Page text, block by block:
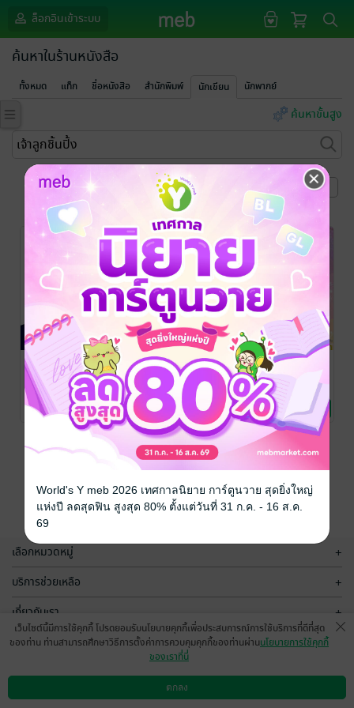
ล็อกอินเข้าระบบ
ค้นหาในร้านหนังสือ
ทั้งหมด แท็ก ชื่อหนังสือ สำนักพิมพ์ นักเขียน นักพากย์
ค้นหาขั้นสูง
หน้าที่ 1
แจ้งจับนายปาก
หมา
เจ้าลูกชิ้นปิ้ง/ ลูกชิ้น
ปิ้ง
นิยายรักวัยรุ่น
No Rating
ใช่เพราะ
รัก(Yes, It's
love)
เจ้าลูกชิ้นปิ้ง
/ ลูกชิ้น
ปิ้ง
นิยายรัก
No Rating
You Are My
Memory
(เพราะเธอคือ
ความทรงจำ)
เจ้าลูกชิ้นปิ้ง
/ ลูกชิ้น
ปิ้ง
นิยายโรมานซ์
No Rating
เลือกหมวดหมู่ +
บริการช่วยเหลือ +
เกี่ยวกับเรา +
กลุ่มธุรกิจในเครือ
ดาวน์โหลดแอป วิธีการใช้งาน ติดต่อเรา
เว็บไซต์นี้มีการใช้คุกกี้ โปรดยอมรับนโยบายคุกกี้เพื่อประสบการณ์การใช้บริการที่ดีที่สุด
ของท่าน ท่านสามารถศึกษาวิธีการตั้งค่าการควบคุมคุกกี้ของท่านผ่านนโยบายการใช้คุกกี้
ของเราที่นี่
ตกลง
World's Y meb 2026 เทศกาลนิยาย การ์ตูนวาย สุดยิ่งใหญ่
แห่งปี ลดสุดฟิน สูงสุด 80% ตั้งแต่วันที่ 31 ก.ค. - 16 ส.ค.
69